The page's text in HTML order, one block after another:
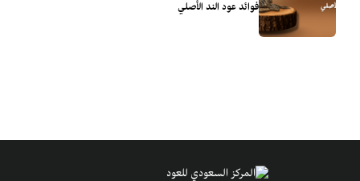
فوائد عود الند الأصلي